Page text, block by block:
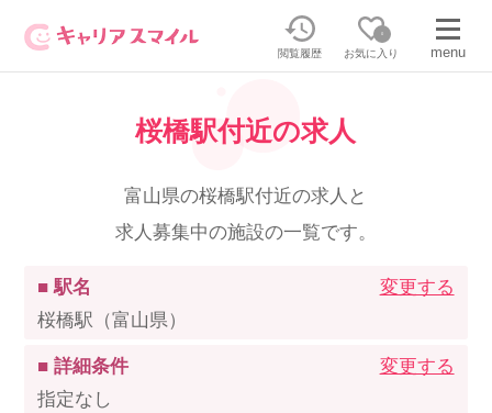
閲覧履歴
0
お気に入り menu
無料相談・お問い合わせはこちら
無料転職相談・お問い合わせの内容を
正社員／パートで働く
派遣で働く
正社員・パートの求人を探す
桜橋駅付近の求人
富山県の桜橋駅付近の求人と
求人募集中の施設の一覧です。
■ 駅名
桜橋駅（富山県）
変更する
■ 詳細条件
指定なし
変更する